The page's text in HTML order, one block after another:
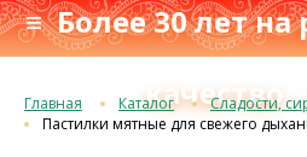
≡ Более 30 лет
качество
Главная Каталог Сладости,
Пастилки мятные для свежего